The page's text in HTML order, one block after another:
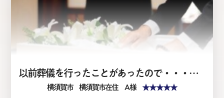
以前葬儀を行ったことがあったので・・・・家族葬1日（仏式）
横須賀市 横須賀市在住 A 様 ★★★★★